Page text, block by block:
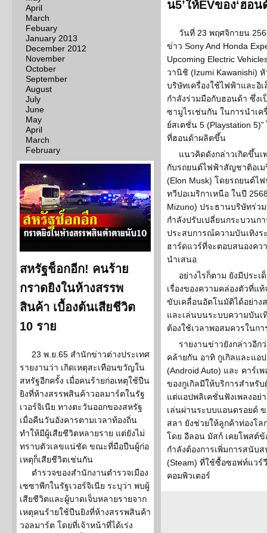
April
March
Febuary
January 2013
December 2012
November
October
September
August
July
June
May
April
March
February
สหรัฐช็อกอีก! คนร้าย
กราดยิงในห้างสรรพ
สินค้า เบื้องต้นเสียชีวิต
10 ราย
23 พ.ย.65 สำนักข่าวต่างประเทศ
รายงานว่า เกิดเหตุสะเทือนขวัญใน
สหรัฐอีกครั้ง เมื่อคนร้ายก่อเหตุใช้ปืน
ยิงที่ห้างสรรพสินค้าวอลมาร์ตในรัฐ
เวอร์จิเนีย ทางตะวันออกของสหรัฐ
เมื่อคืนวันอังคารตามเวลาท้องถิ่น
ทำให้มีผู้เสียชีวิตหลายราย แต่ยังไม่
ทราบตัวเลขแน่ชัด ขณะที่มือปืนผู้ก่อ
เหตุก็เสียชีวิตเช่นกัน
ตำรวจของสำนักงานตำรวจเมือง
เชซาพีกในรัฐเวอร์จิเนีย ระบุว่า พบผู้
เสียชีวิตและผู้บาดเจ็บหลายรายจาก
เหตุคนร้ายใช้ปืนยิงที่ห้างสรรพสินค้า
วอลมาร์ต โดยที่เจ้าหน้าที่ได้เร่ง
น5’ให้EVของ‘ฮอน
วันที่ 23 พฤศจิกายน
ข่าว Sony And Honda
Upcoming Electric
วานิชิ (Izumi Kawanishi)
บริษัทเครื่องใช้ไฟฟ้าและ
กำลังร่วมมือกับฮอนด้า ซึ่ง
ซามูไรเช่นกัน ในการนำเค
ย์สเตชั่น 5 (Playstation
ที่ฮอนด้าผลิตขึ้น
แนวคิดดังกล่าวเกิดขึ้น
กับรถยนต์ไฟฟ้าสัญชาติอเม
(Elon Musk) โดยรถยนต์ไ
ทวีปอเมริกาเหนือ ในปี
Mizuno) ประธานบริษัทร่ว
กำลังปรับเปลี่ยนกระบวนก
ประสบการณ์ความบันเทิงร
ฮาร์ดแวร์ที่จะตอบสนองคว
นำเสนอ
อย่างไรก็ตาม ยังมีประ
เรื่องของความคล่องตัวที่แ
ขับเคลื่อนอัตโนมัติได้อย่า
และเล่นบนระบบความบัน
ต้องใช้เวลาพอสมควรในก
รายงานข่าวยังกล่าวอีก
คล้ายกัน อาทิ กูเกิลและแอ
(Android Auto) และ คาร์เ
ของกูเกิลมีให้บริการสำหรั
แต่แอปพลิเคชั่นฟังเพลงอย่
เล่นผ่านระบบแอนดรอยด์
สลา ยังช่วยให้ลูกค้าท่องโ
โดย อีลอน มัสก์ เคยโพสต์
กำลังต้องการเพิ่มการสนับ
(Steam) ที่ใช้ซื้อซอฟท์แวร์
คอมพิวเตอร์